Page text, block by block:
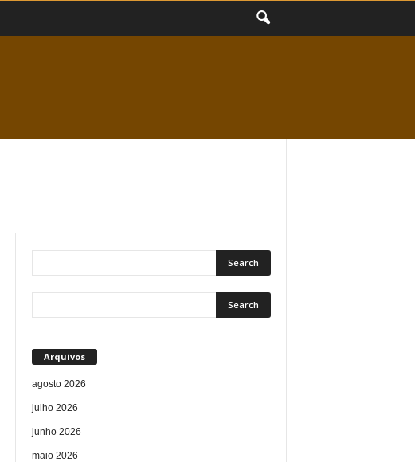
Arquivos
agosto 2026
julho 2026
junho 2026
maio 2026